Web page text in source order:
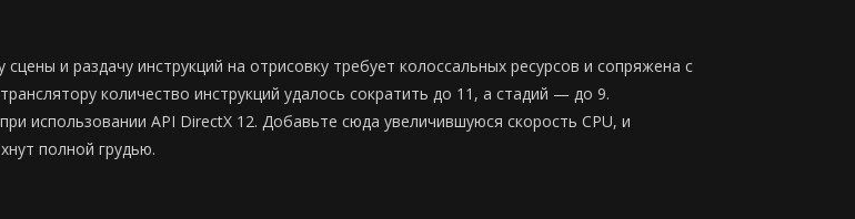
и раздачу инструкций на отрисовку требует колоссальных ресурсов и сопряжена с
количество инструкций удалось сократить до 11, а стадий — до 9.
использовании API DirectX 12. Добавьте сюда увеличившуюся скорость CPU, и
полной грудью.